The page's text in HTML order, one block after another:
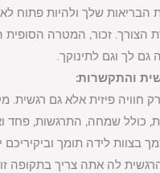
הבריאות שלך ולהיות פתוח
הצורך. זכור, המטרה הסופית
גם לך וגם לתינוקך.
חוויה פיזית אלא גם רגשית.
כולל שמחה, התרגשות, פחד
בצוות לידה תומך וביקיריכם
לה אתה צריך בתקופה